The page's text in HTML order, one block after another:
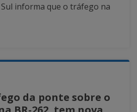
informa que o tráfego na
da ponte sobre o